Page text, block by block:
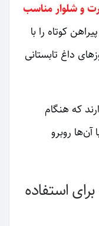
و شلوار مناسب
کوتاه را با
داغ تابستانی
که هنگام
آن‌ها روبرو
استفاده